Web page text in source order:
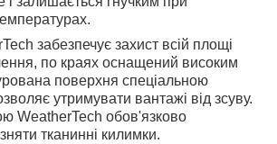
забезпечує захист всій площі
по краях оснащений високим
поверхня спеціальною
утримувати вантажі від зсуву.
WeatherTech обов'язково
тканинні килимки.